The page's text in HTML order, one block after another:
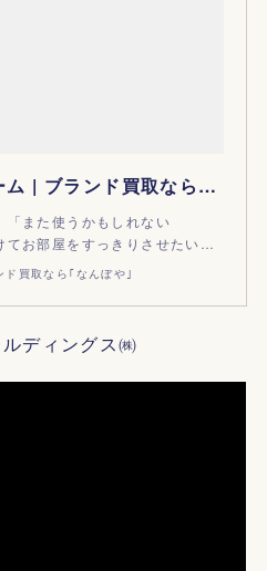
思い出のシーソーゲーム | ブランド買取なら｢なんぼや｣
「また使うかもしれない
てお部屋をすっきりさせたい…
買取なら｢なんぼや｣
ディングス㈱